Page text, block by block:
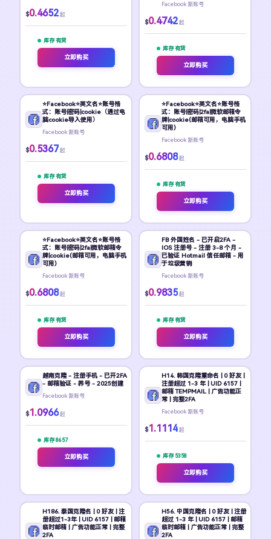
$0.4652 起
库存 有货
立即购买
Facebook 新账号
$0.4742 起
库存 有货
立即购买
⭐Facebook⭐英文名⭐账号格
式：账号|密码|cookie（通过电
脑cookie导入使用）
Facebook 新账号
$0.5367 起
库存 有货
立即购买
⭐Facebook⭐英文名⭐账号格
式：账号|密码|2fa|微软邮箱令
牌|cookie(邮箱可用，电脑手机
可用)
Facebook 新账号
$0.6808 起
库存 有货
立即购买
⭐Facebook⭐英文名⭐账号格
式：账号|密码|2fa|微软邮箱令
牌|cookie(邮箱可用，电脑手机
可用)
Facebook 新账号
$0.6808 起
库存 有货
立即购买
FB 外国姓名 - 已开启2FA -
IOS 注册号 - 注册 3-8 个月 -
已验证 Hotmail 信任邮箱 - 用
于垃圾营销
Facebook 新账号
$0.9835 起
库存 有货
立即购买
越南克隆 - 注册手机 - 已开2FA
- 邮箱验证 - 养号 - 2025创建
Facebook 新账号
$1.0966 起
库存 8657
立即购买
H14. 韩国克隆重命名 | 0 好友 |
注册超过 1-3 年 | UID 6157 |
邮箱 TEMPMAIL | 广告功能正
常 | 完整2FA
Facebook 新账号
$1.1114 起
库存 5358
立即购买
H186. 泰国克隆名 | 0 好友 | 注
册超过1-3年 | UID 6157 | 邮箱
临时邮箱 | 广告功能正常 | 完整
2FA
H56. 中国克隆名 | 0 好友 | 注册
超过 1-3 年 | UID 6157 | 邮箱
临时邮箱 | 广告功能正常 | 完整
2FA